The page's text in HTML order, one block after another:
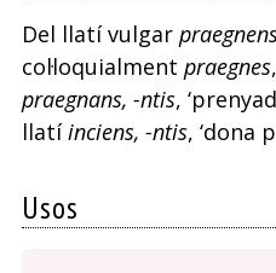
Del llatí vulgar
col·loquialment praegnes
praegnans, -ntis,
llatíinciens, -ntis, ‘dona
Usos